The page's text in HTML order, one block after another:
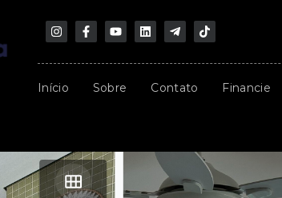
Início Sobre Contato Financie